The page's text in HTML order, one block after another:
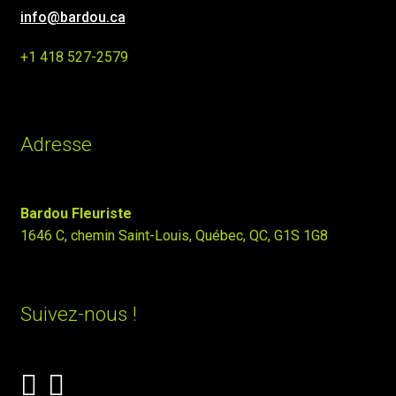
info@bardou.ca
+1 418 527-2579
Adresse
Bardou Fleuriste
1646 C, chemin Saint-Louis, Québec, QC, G1S 1G8
Suivez-nous !